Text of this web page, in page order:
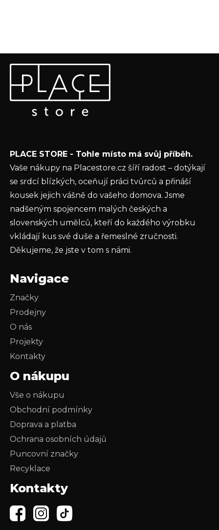
Odebírat newsletter
Vložte svůj e-mail a my vám budeme zasílat informace o
nových produktech na našem e-shopu.
ochrany osobních údajů
PŘIHLÁSIT SE
PLACE STORE - Tohle místo má svůj příběh.
Vaše nákupy na Placestore.cz šíří radost – dotýkají
se srdcí blízkých, oceňují práci tvůrců a přináší
kousek jejich vášně do vašeho domova. Jsme
nadšeným spojencem malých českých a
slovenských umělců, kteří do každého výrobku
vkládají kus své duše a řemeslné zručnosti.
Děkujeme, že jste v tom s námi.
Navigace
Značky
Prodejny
O nás
Projekty
Kontakty
O nákupu
Vše o nákupu
Obchodní podmínky
Doprava a platba
Ochrana osobních údajů
Puncovní značky
Recyklace
Kontakty